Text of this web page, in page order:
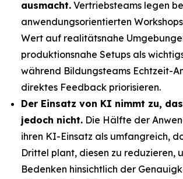
ausmacht. Vertriebsteams legen
anwendungsorientierten
Wert auf realitätsnahe
produktionsnahe Setups als
während Bildungsteams Echtzeit-
direktes Feedback priorisieren.
Der Einsatz von KI nimmt zu,
jedoch nicht. Die Hälfte der
ihren KI-Einsatz als umfangreich,
Drittel plant, diesen zu reduzieren,
Bedenken hinsichtlich der